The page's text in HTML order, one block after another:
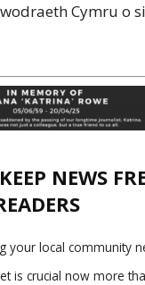
Cymru o
NEWS
your local community
is crucial now more